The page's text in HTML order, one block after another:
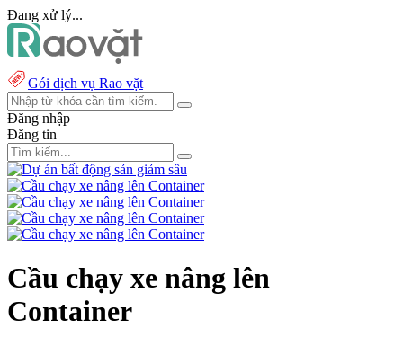
Đang xử lý...
Gói dịch vụ Rao vặt
Đăng nhập
Đăng tin
Cầu chạy xe nâng lên
Container